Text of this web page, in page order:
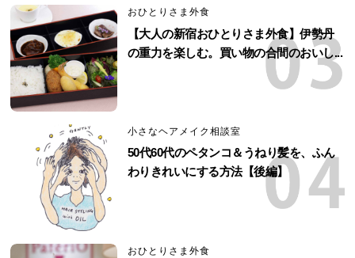
おひとりさま外食
【大人の新宿おひとりさま外食】伊勢丹
の重力を楽しむ。買い物の合間のおいし...
小さなヘアメイク相談室
50代60代のペタンコ＆うねり髪を、ふん
わりきれいにする方法【後編】
おひとりさま外食